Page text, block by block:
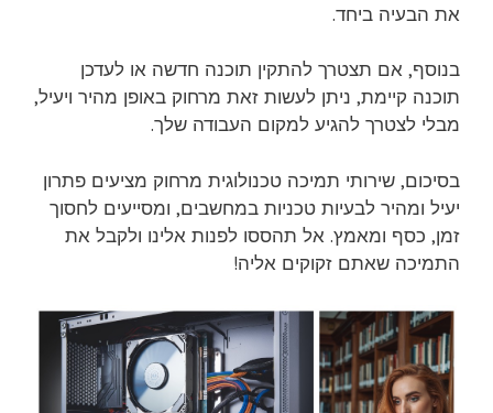
את הבעיה ביחד.
בנוסף, אם תצטרך להתקין תוכנה חדשה או לעדכן
תוכנה קיימת, ניתן לעשות זאת מרחוק באופן מהיר ויעיל,
מבלי לצטרך להגיע למקום העבודה שלך.
בסיכום, שירותי תמיכה טכנולוגית מרחוק מציעים פתרון
יעיל ומהיר לבעיות טכניות במחשבים, ומסייעים לחסוך
זמן, כסף ומאמץ. אל תהססו לפנות אלינו ולקבל את
התמיכה שאתם זקוקים אליה!